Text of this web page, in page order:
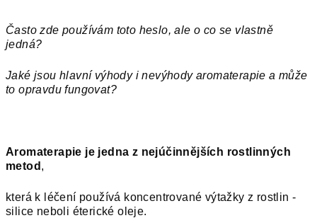
Často zde používám toto heslo, ale o co se vlastně
jedná?
Jaké jsou hlavní výhody i nevýhody aromaterapie a může
to opravdu fungovat?
Aromaterapie je jedna z nejúčinnějších rostlinných
metod ,
která k léčení používá koncentrované výtažky z rostlin -
silice neboli éterické oleje.